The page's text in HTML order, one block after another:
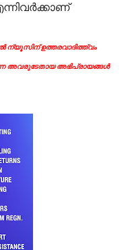
ന്യൂസിന് ഉത്തരവാദിത്ത്വം
അവരുടേതായ അഭിപ്രായങ്ങൾ